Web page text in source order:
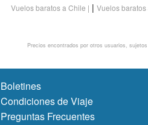
Vuelos baratos a Chile | Vuelos
Precios encontrados por otros usuarios,
Boletines
Condiciones de Viaje
Preguntas Frecuentes